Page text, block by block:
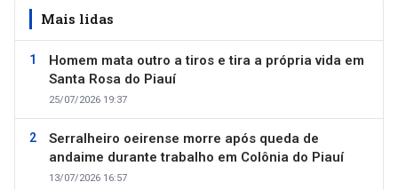
Mais lidas
Homem mata outro a tiros e tira a própria vida em
Santa Rosa do Piauí
25/07/2026 19:37
Serralheiro oeirense morre após queda de
andaime durante trabalho em Colônia do Piauí
13/07/2026 16:57